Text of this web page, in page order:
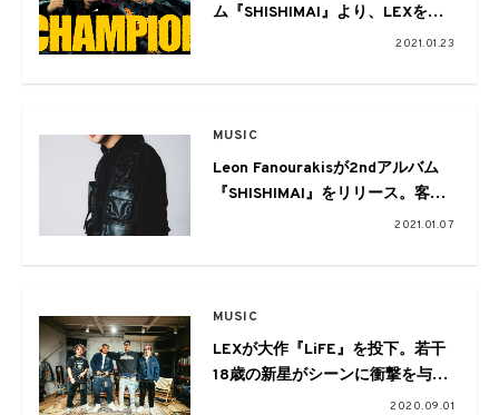
ム『SHISHIMAI』より、LEXを客
演に迎えた新曲「CHAMPION」の
2021.01.23
MUSIC
Leon Fanourakisが2ndアルバム
『SHISHIMAI』をリリース。客演
はWILYWNKA、JP THE WAVY、
2021.01.07
MUSIC
LEXが大作『LiFE』を投下。若干
18歳の新星がシーンに衝撃を与え
2020.09.01